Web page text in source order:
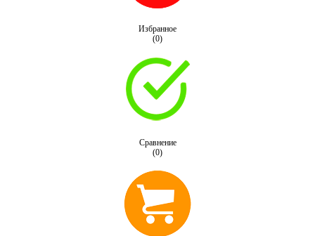
Избранное
(0)
Сравнение
(0)